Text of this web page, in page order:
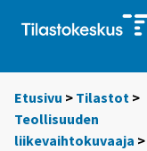
Etusivu > Tilastot >
Teollisuuden
liikevaihtokuvaaja >